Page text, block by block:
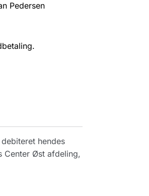
Pedersen
hendes
Center Øst afdeling,